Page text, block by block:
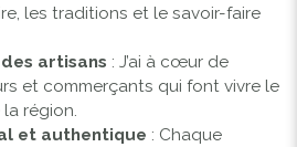
les traditions et le savoir-faire
artisans : J’ai à cœur de
et commerçants qui font vivre le
région.
et authentique : Chaque